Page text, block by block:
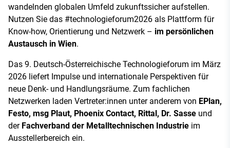
wandelnden globalen Umfeld zukunftssicher aufstellen.
Nutzen Sie das #technologieforum2026 als Plattform für
Know-how, Orientierung und Netzwerk – im persönlichen
Austausch in Wien.
Das 9. Deutsch-Österreichische Technologieforum im März
2026 liefert Impulse und internationale Perspektiven für
neue Denk- und Handlungsräume. Zum fachlichen
Netzwerken laden Vertreter:innen unter anderem von EPlan,
Festo, msg Plaut, Phoenix Contact, Rittal, Dr. Sasse und
derFachverband der Metalltechnischen Industrie im
Ausstellerbereich ein.